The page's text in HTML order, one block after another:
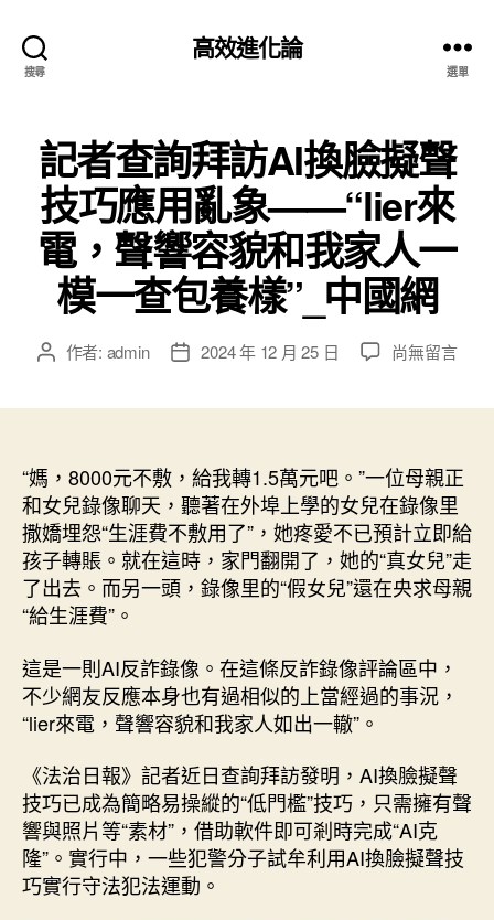
搜尋
高效進化論
選單
記者查詢拜訪AI換臉擬聲
技巧應用亂象——“lier來
電，聲響容貌和我家人一
模一查包養樣”_中國網
文 作者: admin
文
期
2024 年 12 月 25 日
在
拜
訪
AI
換
臉
擬
巧
應
象
——
“lier
來
電，
尚無留言
“媽，8000元不敷，給我轉1.5萬元吧。”一位母親正
和女兒錄像聊天，聽著在外埠上學的女兒在錄像里
撒嬌埋怨“生涯費不敷用了”，她疼愛不已預計立即給
孩子轉賬。就在這時，家門翻開了，她的“真女兒”走
了出去。而另一頭，錄像里的“假女兒”還在央求母親
“給生涯費”。
這是一則AI反詐錄像。在這條反詐錄像評論區中，
不少網友反應本身也有過相似的上當經過的事況，
“lier來電，聲響容貌和我家人如出一轍”。
《法治日報》記者近日查詢拜訪發明，AI換臉擬聲
技巧已成為簡略易操縱的“低門檻”技巧，只需擁有聲
響與照片等“素材”，借助軟件即可剎時完成“AI克
隆”。實行中，一些犯警分子試牟利用AI換臉擬聲技
巧實行守法犯法運動。